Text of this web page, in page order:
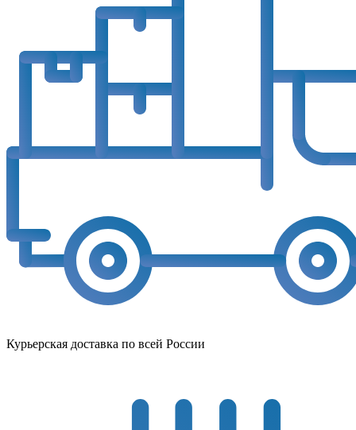
Курьерская доставка по всей России